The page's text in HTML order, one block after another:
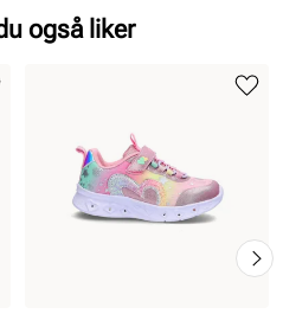
også liker